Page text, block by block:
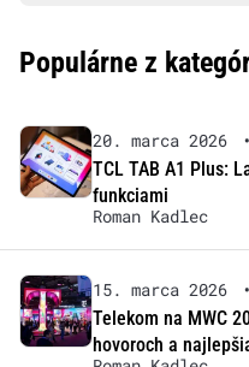
Populárne z
20. marca 2026 •
TCL TAB A1 Plus:
funkciami
Roman Kadlec
15. marca 2026 •
Telekom na MWC
hovoroch a